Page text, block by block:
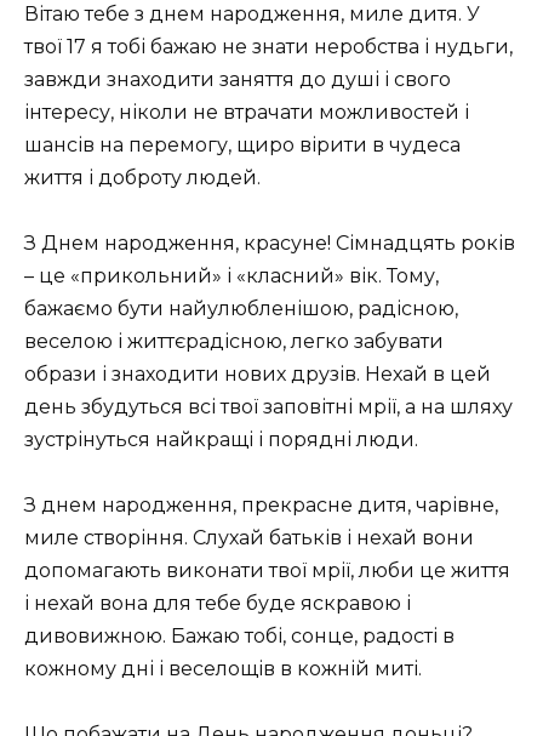
Вітаю тебе з днем ​​народження, миле дитя. У
твої 17 я тобі бажаю не знати неробства і нудьги,
завжди знаходити заняття до душі і свого
інтересу, ніколи не втрачати можливостей і
шансів на перемогу, щиро вірити в чудеса
життя і доброту людей.
З Днем народження, красуне! Сімнадцять років
– це «прикольний» і «класний» вік. Тому,
бажаємо бути найулюбленішою, радісною,
веселою і життєрадісною, легко забувати
образи і знаходити нових друзів. Нехай в цей
день збудуться всі твої заповітні мрії, а на шляху
зустрінуться найкращі і порядні люди.
З днем ​​народження, прекрасне дитя, чарівне,
миле створіння. Слухай батьків і нехай вони
допомагають виконати твої мрії, люби це життя
і нехай вона для тебе буде яскравою і
дивовижною. Бажаю тобі, сонце, радості в
кожному дні і веселощів в кожній миті.